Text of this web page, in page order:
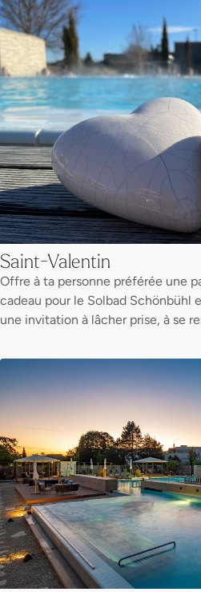
Saint-Valentin
Offre à ta personne préférée une
cadeau pour le Solbad Schönbühl
une invitation à lâcher prise, à se